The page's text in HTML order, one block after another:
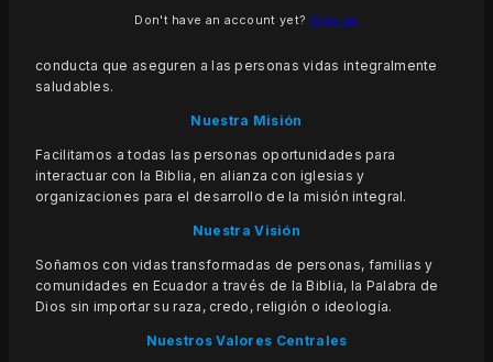
elección. Diseña y ejecuta proyectos educativos con la
conducta que aseguren a las personas vidas integralmente
saludables.
Nuestra Misión
Facilitamos a todas las personas oportunidades para
interactuar con la Biblia, en alianza con iglesias y
organizaciones para el desarrollo de la misión integral.
Nuestra Visión
Soñamos con vidas transformadas de personas, familias y
comunidades en Ecuador a través de la Biblia, la Palabra de
Dios sin importar su raza, credo, religión o ideología.
Nuestros Valores Centrales
Don't have an account yet? Sign up